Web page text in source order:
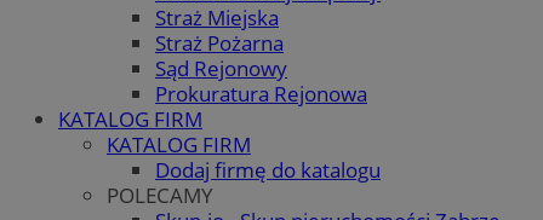
Straż Miejska
Straż Pożarna
Sąd Rejonowy
Prokuratura Rejonowa
KATALOG FIRM
KATALOG FIRM
Dodaj firmę do katalogu
POLECAMY